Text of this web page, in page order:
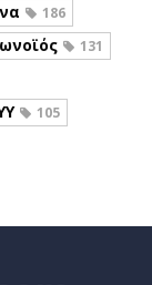
186
131
105